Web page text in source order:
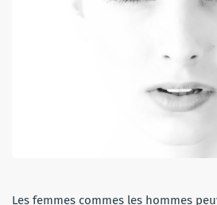
Les femmes commes les hommes